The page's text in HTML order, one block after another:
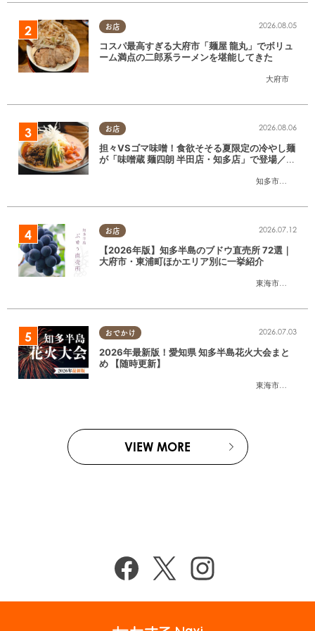
お店
大府市
2026.08.05
コスパ最高すぎる大府市「麺屋 龍丸」でボリュ
ーム満点の二郎系ラーメンを堪能してきた
お店
知多市半田市
2026.08.06
担々VSゴマ味噌！食欲そそる夏限定の冷やし麺
が「味噌蔵 麺四朗 半田店・知多店」で登場／ち
お店
東海市大府市
2026.07.12
【2026年版】知多半島のブドウ直売所 72選｜
大府市・東浦町ほかエリア別に一挙紹介
おでかけ
東海市大府市
2026.07.03
2026年最新版！愛知県 知多半島花火大会まと
め 【随時更新】
VIEW MORE